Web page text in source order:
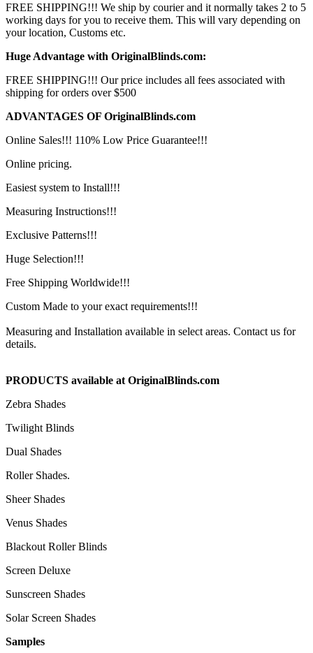
FREE SHIPPING!!! We ship by courier and it normally takes 2 to 5
working days for you to receive them. This will vary depending on
your location, Customs etc.
Huge Advantage with OriginalBlinds.com:
FREE SHIPPING!!! Our price includes all fees associated with
shipping for orders over $500
ADVANTAGES OF OriginalBlinds.com
Online Sales!!! 110% Low Price Guarantee!!!
Online pricing.
Easiest system to Install!!!
Measuring Instructions!!!
Exclusive Patterns!!!
Huge Selection!!!
Free Shipping Worldwide!!!
Custom Made to your exact requirements!!!
Measuring and Installation available in select areas. Contact us for
details.
PRODUCTS available at OriginalBlinds.com
Zebra Shades
Twilight Blinds
Dual Shades
Roller Shades.
Sheer Shades
Venus Shades
Blackout Roller Blinds
Screen Deluxe
Sunscreen Shades
Solar Screen Shades
Samples